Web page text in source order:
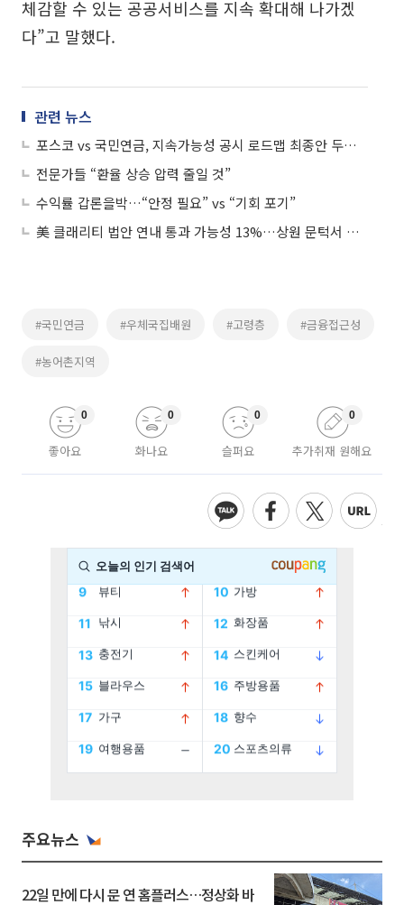
체감할 수 있는 공공서비스를 지속 확대해 나가겠
다”고 말했다.
관련 뉴스
포스코 vs 국민연금, 지속가능성 공시 로드맵 최종안 두고 '온도차'
전문가들 “환율 상승 압력 줄일 것”
수익률 갑론을박…“안정 필요” vs “기회 포기”
美 클래리티 법안 연내 통과 가능성 13%…상원 문턱서 제동
#국민연금 #우체국집배원 #고령층 #금융접근성
#농어촌지역
좋아요
0
화나요
0
슬퍼요
0
추가취재 원해요
0
주요뉴스
22일 만에 다시 문 연 홈플러스…정상화 바